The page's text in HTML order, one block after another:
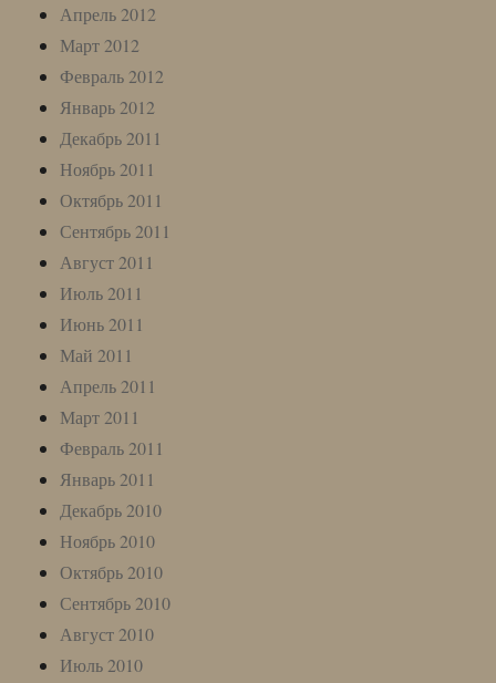
Апрель 2012
Март 2012
Февраль 2012
Январь 2012
Декабрь 2011
Ноябрь 2011
Октябрь 2011
Сентябрь 2011
Август 2011
Июль 2011
Июнь 2011
Май 2011
Апрель 2011
Март 2011
Февраль 2011
Январь 2011
Декабрь 2010
Ноябрь 2010
Октябрь 2010
Сентябрь 2010
Август 2010
Июль 2010